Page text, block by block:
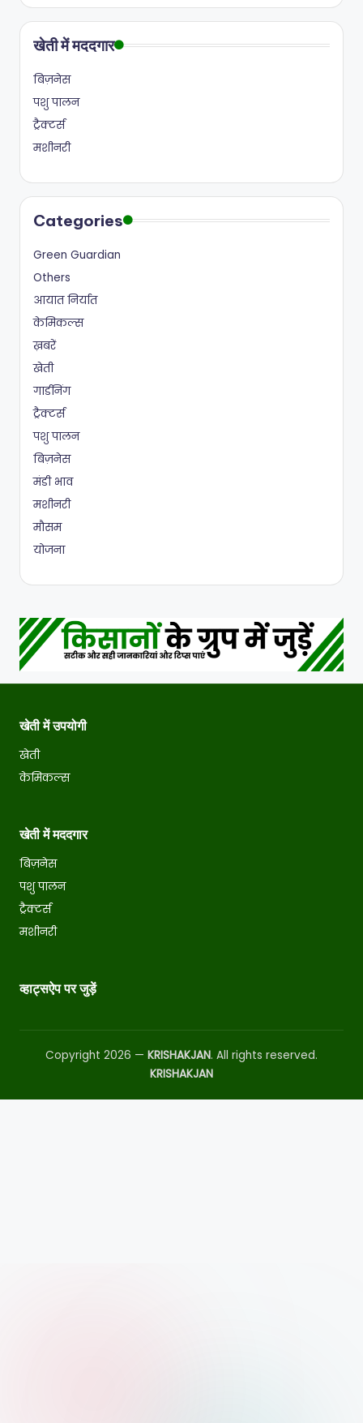
खेती में मददगार
बिज़नेस
पशु पालन
ट्रैक्टर्स
मशीनरी
Categories
Green Guardian
Others
आयात निर्यात
केमिकल्स
ख़बरें
खेती
गार्डनिंग
ट्रैक्टर्स
पशु पालन
बिज़नेस
मंडी भाव
मशीनरी
मौसम
योजना
खेती में उपयोगी
खेती
केमिकल्स
खेती में मददगार
बिज़नेस
पशु पालन
ट्रैक्टर्स
मशीनरी
व्हाट्सऐप पर जुड़ें
Copyright 2026 — KRISHAKJAN. All rights reserved.
KRISHAKJAN